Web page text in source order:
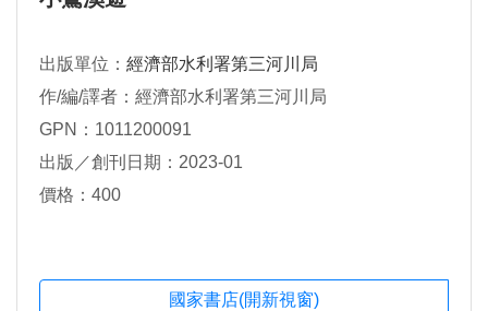
出版單位： 經濟部水利署第三河川局
作/編/譯者：經濟部水利署第三河川局
GPN：1011200091
出版／創刊日期：2023-01
價格：400
國家書店(開新視窗)